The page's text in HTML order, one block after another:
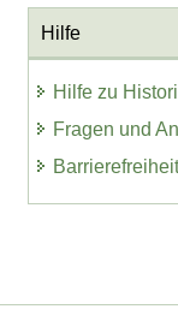
Hilfe
Hilfe zu
Fragen und